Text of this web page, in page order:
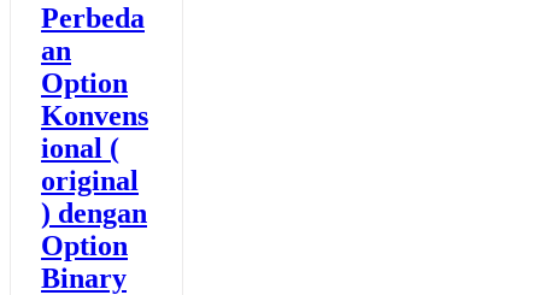
Perbeda
an
Option
Konvens
ional (
original
) dengan
Option
Binary